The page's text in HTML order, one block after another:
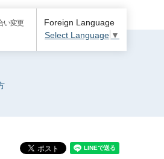
い変更
Foreign Language
Select Language ▼